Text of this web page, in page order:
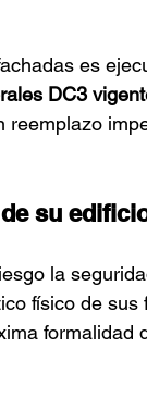
es
DC3
reemplazo
su
la
físico de sus
formalidad